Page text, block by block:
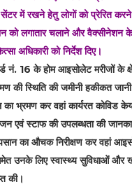
में रखने हेतु लोगों को प्रेरित करने
को लगातार चलाने और वैक्सीनेशन के
अधिकारी को निर्देश दिए।
नं. 16 के होम आइसोलेट मरीजों के
की स्थिति की जमीनी हकीकत
भ्रमण कर वहां कार्यरत कोविड
एवं स्टाफ की उपलब्धता की
का औचक निरीक्षण कर वहां
उनके लिए स्वास्थ्य सुविधाओं और
की।